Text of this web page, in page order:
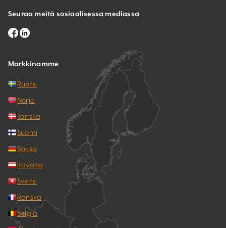
Seuraa meitä sosiaalisessa mediassa
Markkinamme
Ruotsi
Norja
Tanska
Suomi
Saksa
Itävalta
Sveitsi
Ranska
Belgia